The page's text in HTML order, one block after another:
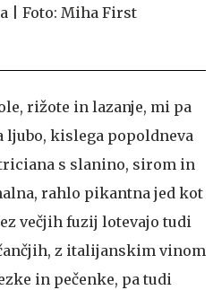
rižote in lazanje, mi pa
ljubo, kislega popoldneva
s slanino, sirom in
rahlo pikantna jed kot
večjih fuzij lotevajo tudi
z italijanskim vinom
in pečenke, pa tudi